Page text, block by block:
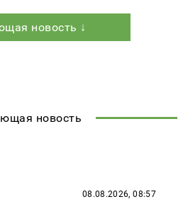
новость ↓
новость
08.08.2026, 08:57